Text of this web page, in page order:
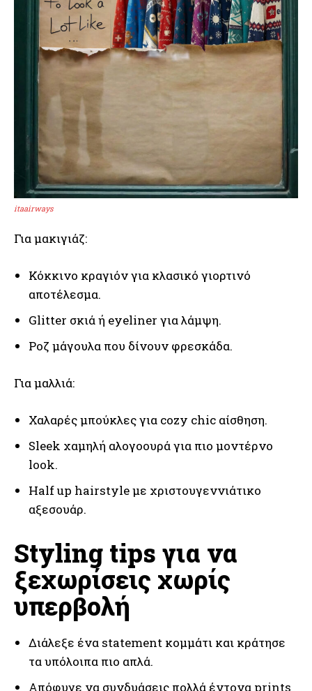
itaairways
Για μακιγιάζ:
Κόκκινο κραγιόν για κλασικό γιορτινό
αποτέλεσμα.
Glitter σκιά ή eyeliner για λάμψη.
Ροζ μάγουλα που δίνουν φρεσκάδα.
Για μαλλιά:
Χαλαρές μπούκλες για cozy chic αίσθηση.
Sleek χαμηλή αλογοουρά για πιο μοντέρνο
look.
Half up hairstyle με χριστουγεννιάτικο
αξεσουάρ.
Styling tips για να
ξεχωρίσεις χωρίς
υπερβολή
Διάλεξε ένα statement κομμάτι και κράτησε
τα υπόλοιπα πιο απλά.
Απόφυγε να συνδυάσεις πολλά έντονα prints